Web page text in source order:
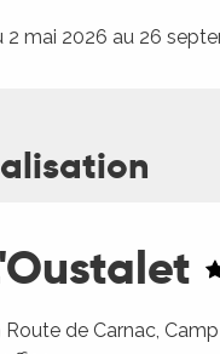
2 mai 2026 au 26
Route de Carnac,